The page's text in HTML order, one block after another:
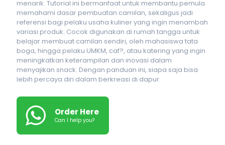
menarik. Tutorial ini bermanfaat untuk membantu pemula
memahami dasar pembuatan camilan, sekaligus jadi
referensi bagi pelaku usaha kuliner yang ingin menambah
variasi produk. Cocok digunakan di rumah tangga untuk
belajar membuat camilan sendiri, oleh mahasiswa tata
boga, hingga pelaku UMKM, caf?, atau katering yang ingin
meningkatkan keterampilan dan inovasi dalam
menyajikan snack. Dengan panduan ini, siapa saja bisa
lebih percaya diri dalam berkreasi di dapur.
Order Here
Can I help you?